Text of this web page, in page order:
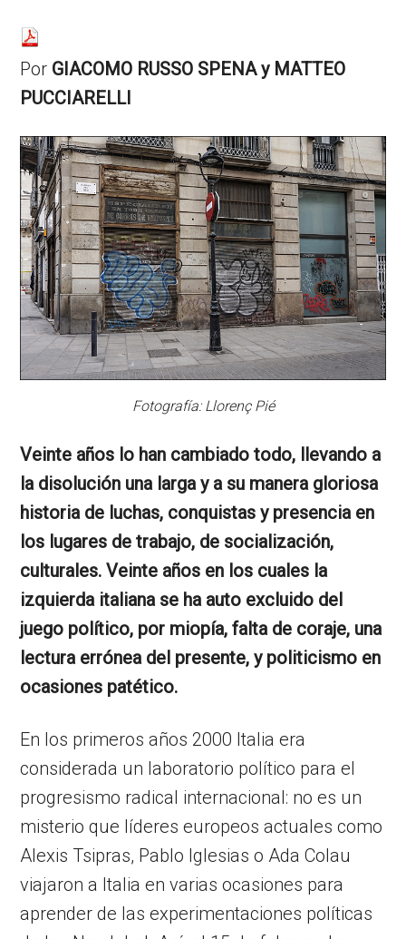
Por GIACOMO RUSSO SPENA y MATTEO
PUCCIARELLI
Fotografía: Llorenç Pié
Veinte años lo han cambiado todo, llevando a
la disolución una larga y a su manera gloriosa
historia de luchas, conquistas y presencia en
los lugares de trabajo, de socialización,
culturales. Veinte años en los cuales la
izquierda italiana se ha auto excluido del
juego político, por miopía, falta de coraje, una
lectura errónea del presente, y politicismo en
ocasiones patético.
En los primeros años 2000 Italia era
considerada un laboratorio político para el
progresismo radical internacional: no es un
misterio que líderes europeos actuales como
Alexis Tsipras, Pablo Iglesias o Ada Colau
viajaron a Italia en varias ocasiones para
aprender de las experimentaciones políticas